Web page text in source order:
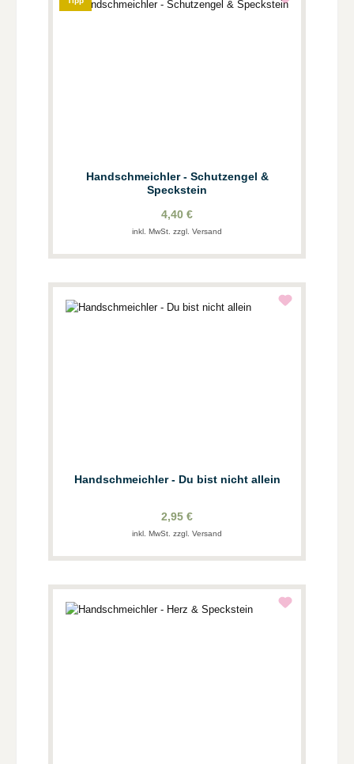
Handschmeichler - Schutzengel &
Speckstein
4,40 €
inkl. MwSt. zzgl. Versand
Handschmeichler - Du bist nicht allein
2,95 €
inkl. MwSt. zzgl. Versand